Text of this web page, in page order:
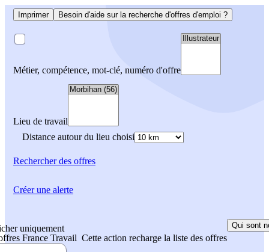
Imprimer Besoin d'aide sur la recherche d'offres d'emploi ?
Métier, compétence, mot-clé, numéro d'offre
Lieu de travail
Distance autour du lieu choisi
Rechercherdes offres
uniquement
France Travail Cette action recharge la liste des offres
Qui sont
Créer une alerte